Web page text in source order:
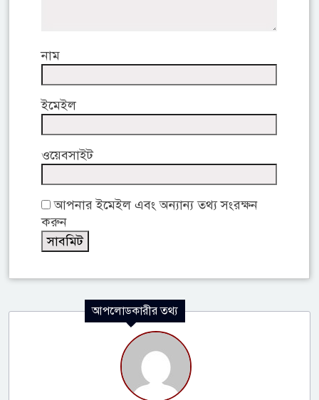
নাম
ইমেইল
ওয়েবসাইট
আপনার ইমেইল এবং অন্যান্য তথ্য সংরক্ষন
করুন
আপলোডকারীর তথ্য